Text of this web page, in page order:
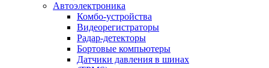
Автоэлектроника
Комбо-устройства
Видеорегистраторы
Радар-детекторы
Бортовые компьютеры
Датчики давления в шинах